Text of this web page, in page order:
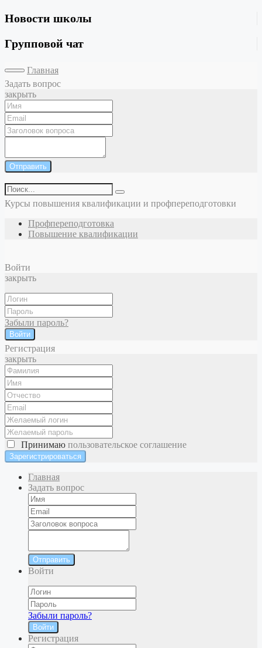
Новости школы
Групповой чат
Главная
Задать вопрос
закрыть
Отправить
Курсы повышения квалификации и профпереподготовки
Профпереподготовка
Повышение квалификации
Войти
закрыть
Забыли пароль?
Войти
Регистрация
закрыть
Принимаю пользовательское соглашение
Главная
Задать вопрос
Отправить
Войти
Забыли пароль?
Войти
Регистрация